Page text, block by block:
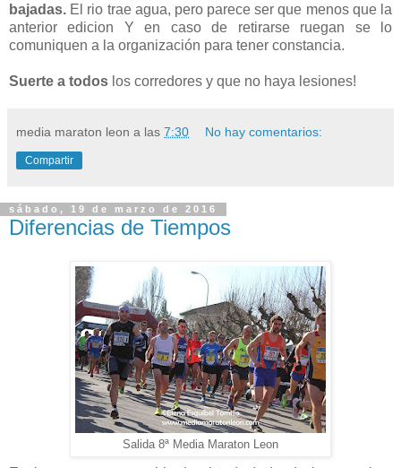
bajadas. El rio trae agua, pero parece ser que menos que la
anterior edicion Y en caso de retirarse ruegan se lo
comuniquen a la organización para tener constancia.
Suerte a todos los corredores y que no haya lesiones!
media maraton leon a las 7:30 No hay comentarios:
Compartir
sábado, 19 de marzo de 2016
Diferencias de Tiempos
Salida 8ª Media Maraton Leon